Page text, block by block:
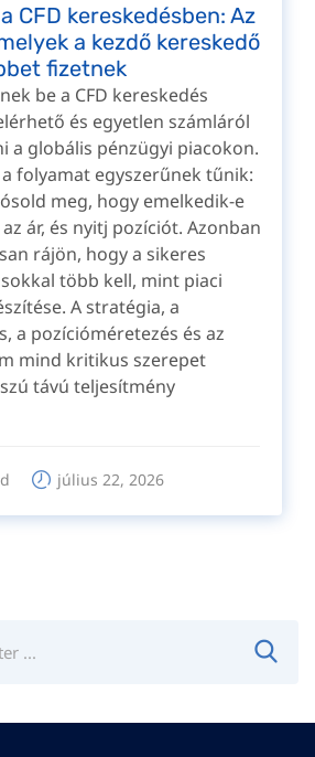
CFD kereskedésben: Az
a kezdő kereskedő
fizetnek
be a CFD kereskedés
és egyetlen számláról
a globális pénzügyi piacokon.
folyamat egyszerűnek tűnik:
meg, hogy emelkedik-e
ár, és nyitj pozíciót. Azonban
rájön, hogy a sikeres
több kell, mint piaci
A stratégia, a
a pozícióméretezés és az
mind kritikus szerepet
távú teljesítmény
július 22, 2026